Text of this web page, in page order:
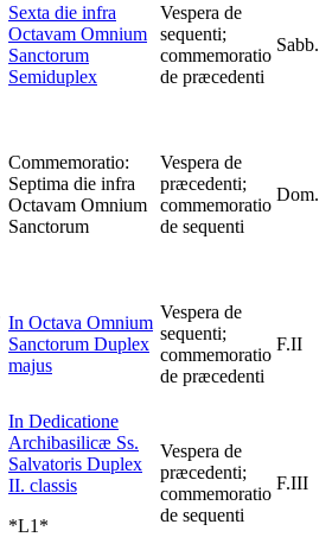
Sexta die infra
Octavam Omnium
Sanctorum
Semiduplex
Vespera de
sequenti;
commemoratio
de præcedenti
Sabb.
Commemoratio:
Septima die infra
Octavam Omnium
Sanctorum
Vespera de
præcedenti;
commemoratio
de sequenti
Dom.
In Octava Omnium
Sanctorum Duplex
majus
Vespera de
sequenti;
commemoratio
de præcedenti
F.II
In Dedicatione
Archibasilicæ Ss.
Salvatoris Duplex
II. classis
*L1*
Vespera de
præcedenti;
commemoratio
de sequenti
F.III